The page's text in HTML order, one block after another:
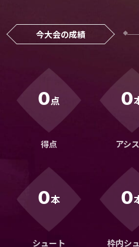
ご利用にあたって
プライバシーポリシー
お問い合わせ
今大会の成績
0点
得点
0
アシ
0本
シュート
0
枠内シ